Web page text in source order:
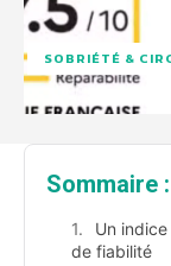
SOBRIÉTÉ &
Sommaire :
Un
de fiabilité